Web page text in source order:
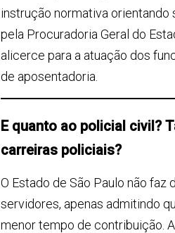
instrução normativa
pela Procuradoria Geral do
alicerce para a atuação dos
de aposentadoria.
E quanto ao policial civil?
carreiras policiais?
O Estado de São Paulo não
servidores, apenas admitindo
menor tempo de contribuição.